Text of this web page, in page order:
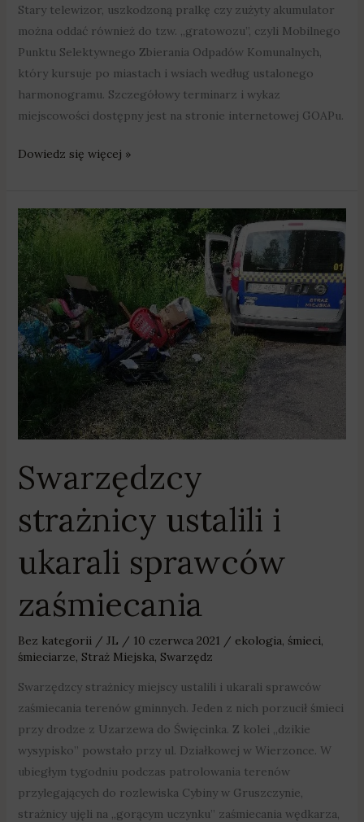
Stary telewizor, uszkodzoną pralkę czy zużyty akumulator
można oddać również do tzw. „gratowozu”, czyli Mobilnego
Punktu Selektywnego Zbierania Odpadów Komunalnych,
który kursuje po miastach i wsiach według ustalonego
harmonogramu. Szczegółowy terminarz i wykaz
miejscowości dostępny jest na stronie internetowej GOAPu.
Dowiedz się więcej »
Swarzędzcy
strażnicy ustalili i
ukarali sprawców
zaśmiecania
Bez kategorii/ JL / 10 czerwca 2021 / ekologia, śmieci,
śmieciarze, Straż Miejska, Swarzędz
Swarzędzcy strażnicy miejscy ustalili i ukarali sprawców
zaśmiecania terenów gminnych. Jeden z nich porzucił śmieci
przy drodze z Uzarzewa do Święcinka. Z kolei „dzikie
wysypisko” powstało przy ul. Działkowej w Wierzonce. W
ubiegłym tygodniu podczas patrolowania terenów
przylegających do rozlewiska Cybiny w Gruszczynie,
strażnicy ujęli na „gorącym uczynku” zaśmiecania wędkarza,
Swarzędzcy
strażnicy
ustalili
ukarali
sprawców
zaśmiecania